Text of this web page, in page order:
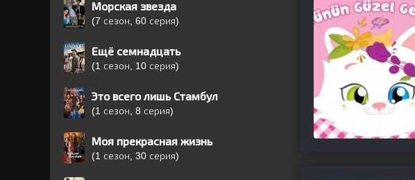
Морская звезда
(7 сезон, 60 серия)
Ещё семнадцать
(1 сезон, 10 серия)
Это всего лишь Стамбул
(1 сезон, 8 серия)
Моя прекрасная жизнь
(1 сезон, 30 серия)